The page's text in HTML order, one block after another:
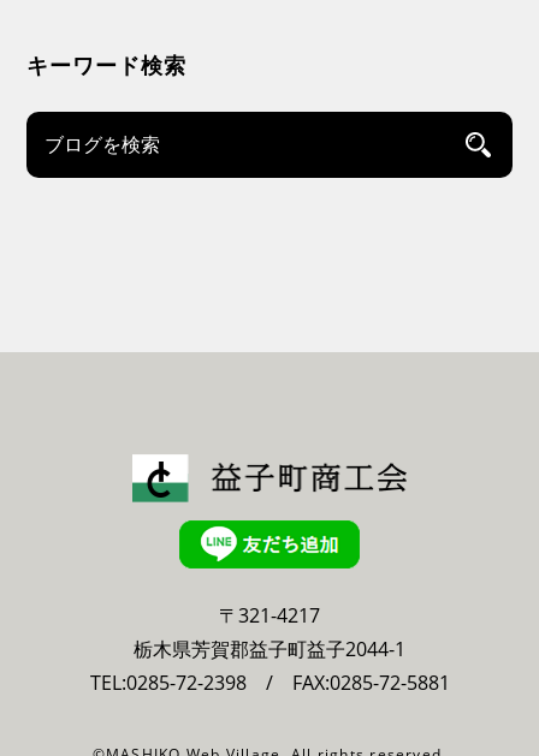
キーワード検索
〒321-4217
栃木県芳賀郡益子町益子2044-1
TEL:0285-72-2398/ FAX:0285-72-5881